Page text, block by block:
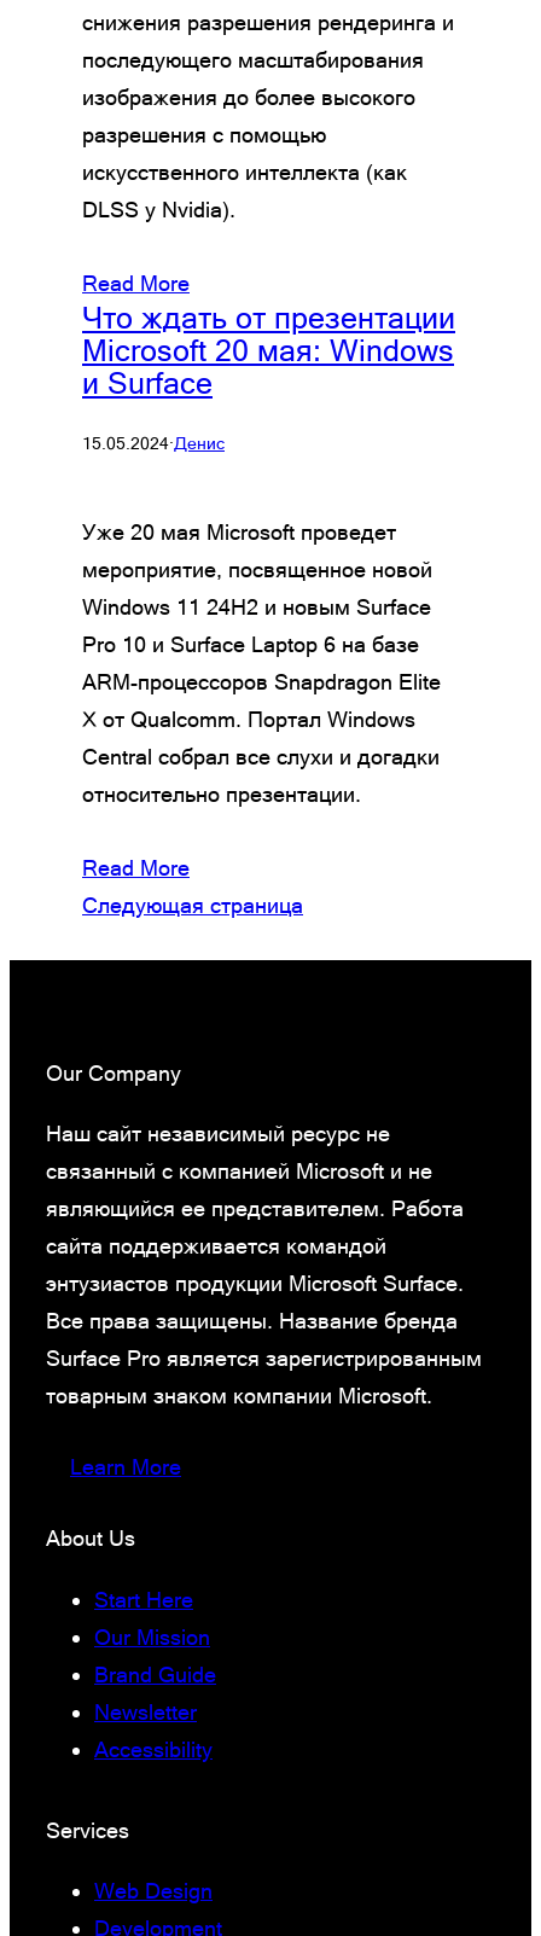
снижения разрешения рендеринга и
последующего масштабирования
изображения до более высокого
разрешения с помощью
искусственного интеллекта (как
DLSS у Nvidia).
Read More
Что ждать от презентации
Microsoft 20 мая: Windows
и Surface
15.05.2024·Денис
Уже 20 мая Microsoft проведет
мероприятие, посвященное новой
Windows 11 24H2 и новым Surface
Pro 10 и Surface Laptop 6 на базе
ARM-процессоров Snapdragon Elite
X от Qualcomm. Портал Windows
Central собрал все слухи и догадки
относительно презентации.
Read More
Следующая страница
Our Company
Наш сайт независимый ресурс не
связанный с компанией Microsoft и не
являющийся ее представителем. Работа
сайта поддерживается командой
энтузиастов продукции Microsoft Surface.
Все права защищены. Название бренда
Surface Pro является зарегистрированным
товарным знаком компании Microsoft.
Learn More
About Us
Start Here
Our Mission
Brand Guide
Newsletter
Accessibility
Services
Web Design
Development